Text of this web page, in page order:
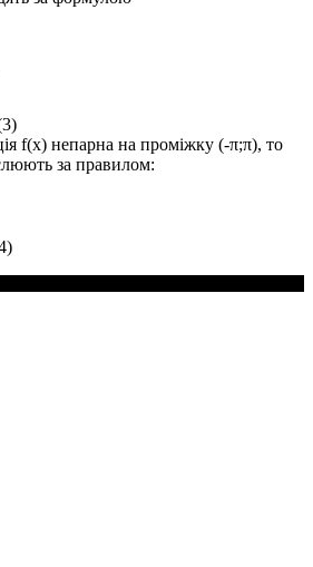
f(x) непарна на проміжку (-π;π), то
за правилом: